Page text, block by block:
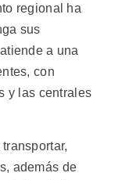
regional ha
sus
a una
con
y las centrales
además de